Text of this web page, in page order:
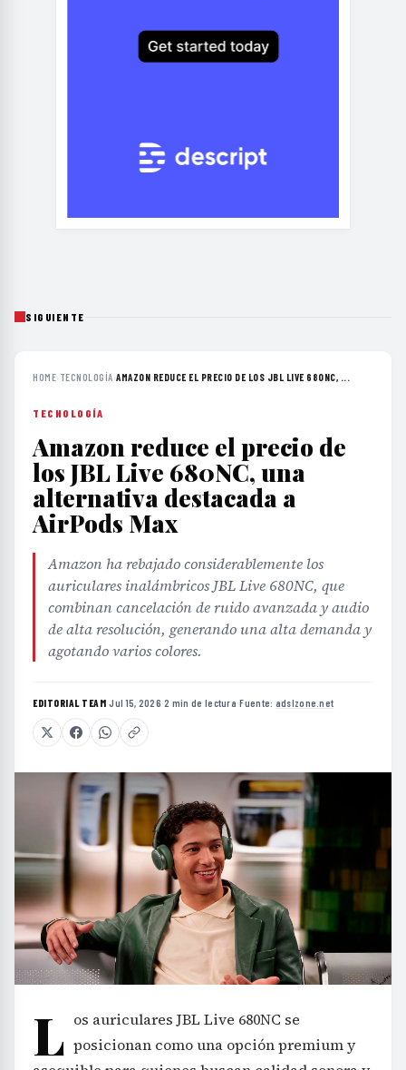
SIGUIENTE
HOME› TECNOLOGÍA›AMAZON REDUCE EL PRECIO DE LOS JBL LIVE 680NC, ...
TECNOLOGÍA
Amazon reduce el precio de
los JBL Live 680NC, una
alternativa destacada a
AirPods Max
Amazon ha rebajado considerablemente los
auriculares inalámbricos JBL Live 680NC, que
combinan cancelación de ruido avanzada y audio
de alta resolución, generando una alta demanda y
agotando varios colores.
EDITORIAL TEAM·Jul 15, 2026·2 min de lectura·Fuente: adslzone.net
L os auriculares JBL Live 680NC se
posicionan como una opción premium y